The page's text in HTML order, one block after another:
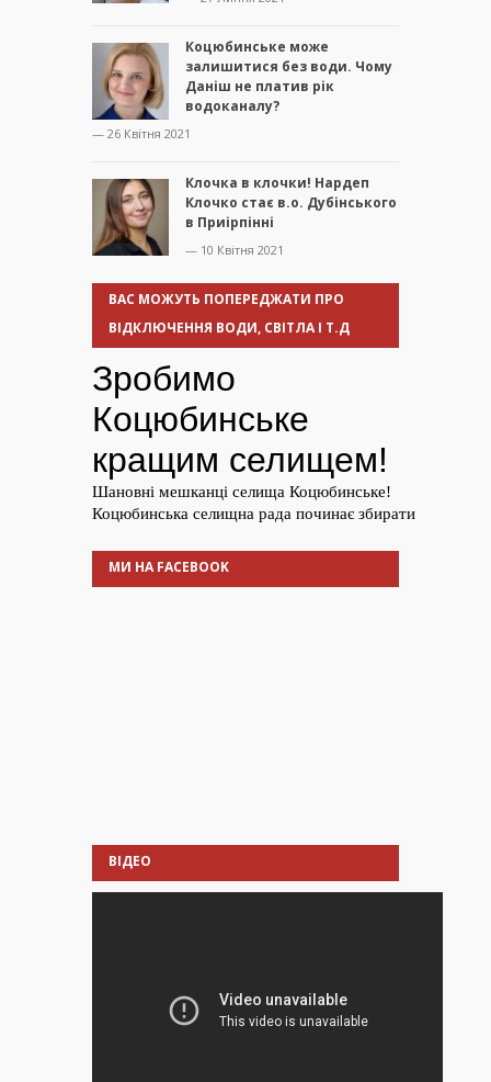
Коцюбинське може
залишитися без води. Чому
Даніш не платив рік
водоканалу?
— 26 Квітня 2021
Клочка в клочки! Нардеп
Клочко стає в.о. Дубінського
в Приірпінні
— 10 Квітня 2021
ВАС МОЖУТЬ ПОПЕРЕДЖАТИ ПРО
ВІДКЛЮЧЕННЯ ВОДИ, СВІТЛА І Т.Д
МИ НА FACEBOOK
ВІДЕО